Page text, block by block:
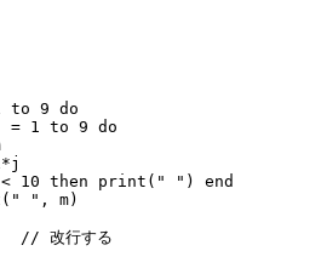
to 9 do
= 1 to 9 do
10 then print(" ") end
", m)
// 改行する